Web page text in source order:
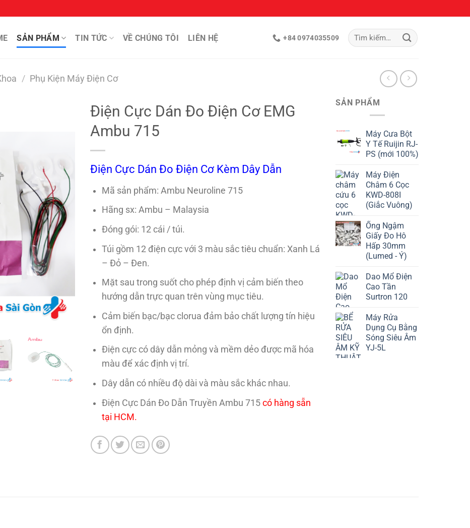
SẢN PHẨM TIN TỨC VỀ CHÚNG TÔI LIÊN HỆ +84 0974035509
Tìm
kiếm:
/ Phụ Kiện Máy Điện Cơ
Điện Cực Dán Đo Điện Cơ EMG
Ambu 715
Điện Cực Dán Đo Điện Cơ Kèm Dây Dẫn
Mã sản phẩm: Ambu Neuroline 715
Hãng sx: Ambu – Malaysia
Đóng gói: 12 cái / túi.
Túi gồm 12 điện cực với 3 màu sắc tiêu chuẩn: Xanh Lá
– Đỏ – Đen.
Mặt sau trong suốt cho phép định vị cảm biến theo
hướng dẫn trực quan trên vùng mục tiêu.
Cảm biến bạc/bạc clorua đảm bảo chất lượng tín hiệu
ổn định.
​Điện cực có dây dẫn mỏng và mềm dẻo được mã hóa
màu để xác định vị trí.
Dây dẫn có nhiều độ dài và màu sắc khác nhau.
Điện Cực Dán Đo Dẫn Truyền Ambu 715 có hàng sẵn
tại HCM.
SẢN PHẨM
Máy Cưa Bột
Y Tế Ruijin RJ-
PS (mới 100%)
Máy Điện
Châm 6 Cọc
KWD-808I
(Giắc Vuông)
Ống Ngậm
Giấy Đo Hô
Hấp 30mm
(Lumed - Ý)
Dao Mổ Điện
Cao Tần
Surtron 120
Máy Rửa
Dụng Cụ Bằng
Sóng Siêu Âm
YJ-5L